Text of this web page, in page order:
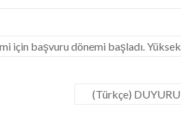
için başvuru dönemi başladı. Yüksek
(Türkçe) DUYURU